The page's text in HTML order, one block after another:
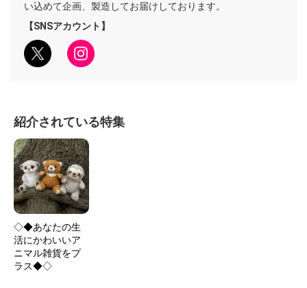
い込めて企画、製造してお届けしております。
【SNSアカウント】
紹介されている特集
◇◆あなたの生
活にかわいいア
ニマル雑貨をプ
ラス◆◇